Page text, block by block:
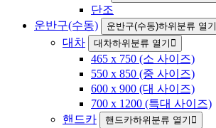
단조
운반구(수동)
운반구(수동)하위분류 열기
대차 대차하위분류 열기
465 x 750 (소 사이즈)
550 x 850 (중 사이즈)
600 x 900 (대 사이즈)
700 x 1200 (특대 사이즈)
핸드카
핸드카하위분류 열기